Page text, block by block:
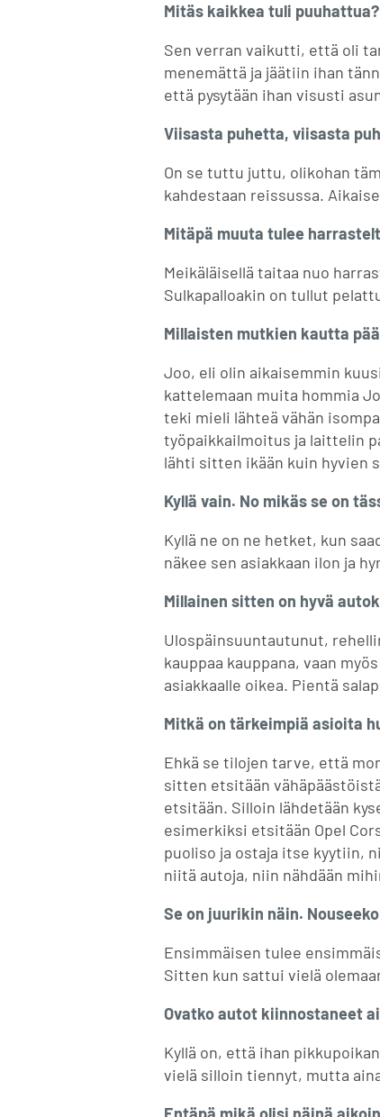
Mitäs kaikkea tuli
Sen verran vaikutti, että oli
menemättä ja jäätiin ihan
että pysytään ihan visusti
Viisasta puhetta, viisasta
On se tuttu juttu, olikohan
kahdestaan reissussa.
Mitäpä muuta tulee
Meikäläisellä taitaa nuo
Sulkapalloakin on tullut
Millaisten mutkien kautta
Joo, eli olin aikaisemmin
kattelemaan muita hommia
teki mieli lähteä vähän
työpaikkailmoitus ja laittelin
lähti sitten ikään kuin hyvien
Kyllä vain. No mikäs se on
Kyllä ne on ne hetket, kun
näkee sen asiakkaan ilon ja
Millainen sitten on hyvä
Ulospäinsuuntautunut,
kauppaa kauppana, vaan
asiakkaalle oikea. Pientä
Mitkä on tärkeimpiä asioita
Ehkä se tilojen tarve, että
sitten etsitään
etsitään. Silloin lähdetään
esimerkiksi etsitään Opel
puoliso ja ostaja itse kyytiin,
niitä autoja, niin nähdään
Se on juurikin näin.
Ensimmäisen tulee
Sitten kun sattui vielä
Ovatko autot kiinnostaneet
Kyllä on, että ihan
vielä silloin tiennyt, mutta